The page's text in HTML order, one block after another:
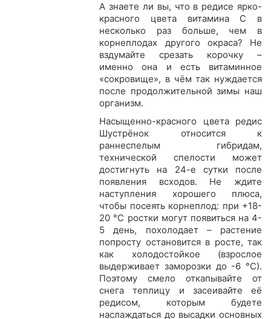
А знаете ли вы, что в редисе ярко-
красного цвета витамина С в
несколько раз больше, чем в
корнеплодах другого окраса? Не
вздумайте срезать корочку –
именно она и есть витаминное
«сокровище», в чём так нуждается
после продолжительной зимы наш
организм.
Насыщенно-красного цвета редис
Шустрёнок относится к
раннеспелым гибридам,
технической спелости может
достигнуть на 24-е сутки после
появления всходов. Не ждите
наступления хорошего плюса,
чтобы посеять корнеплод: при +18-
20 °С ростки могут появиться на 4-
5 день, похолодает – растение
попросту остановится в росте, так
как холодостойкое (взрослое
выдерживает заморозки до -6 °С).
Поэтому смело откапывайте от
снега теплицу и засеивайте её
редисом, которым будете
наслаждаться до высадки основных